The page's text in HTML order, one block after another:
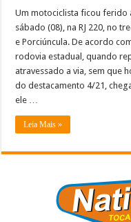
Um motociclista ficou ferido
sábado (08), na RJ 220, no
e Porciúncula. De acordo
rodovia estadual, quando
atravessado a via, sem que
do destacamento 4/21,
ele …
Leia Mais »